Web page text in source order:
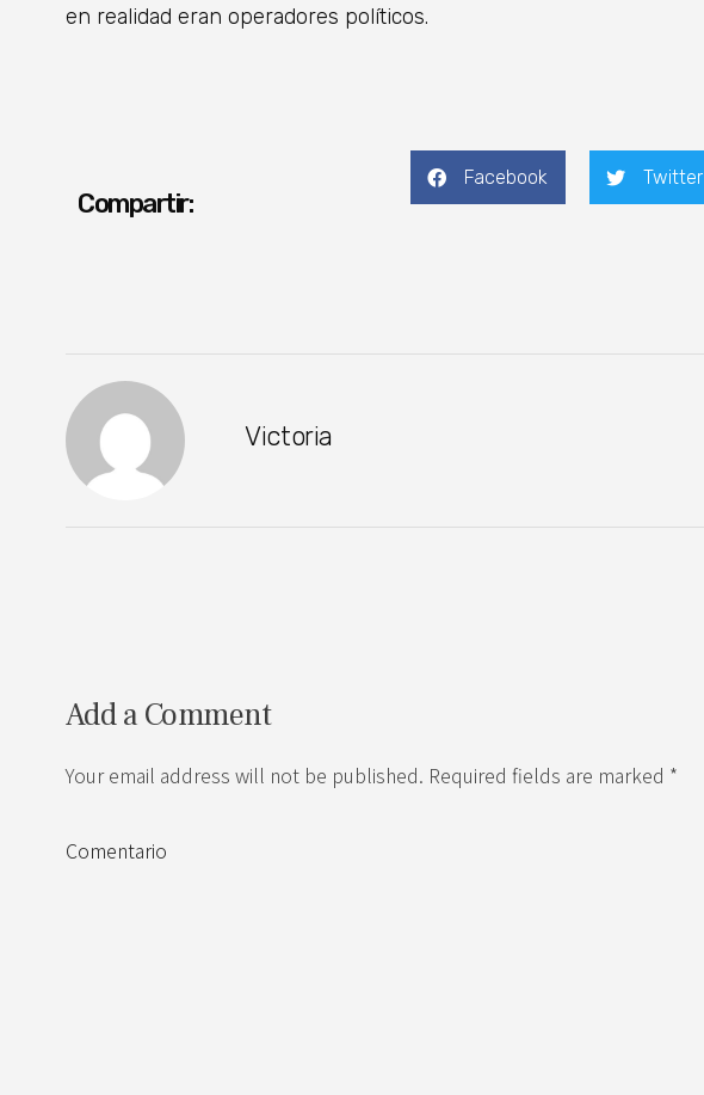
en realidad eran operadores políticos.
Compartir:
Facebook Twitter
Victoria
Add a Comment
Your email address will not be published. Required fields are marked *
Comentario